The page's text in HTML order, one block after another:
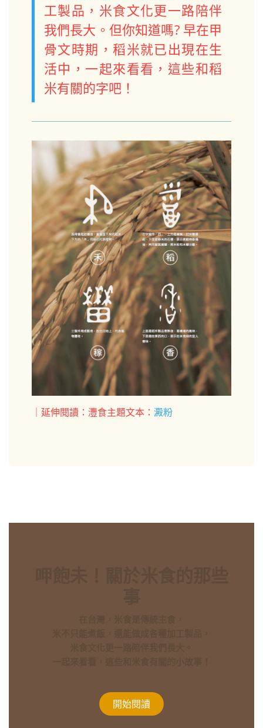
工製品，米食文化更一路陪伴
我們長大。但你知道嗎? 早在甲
骨文時期，稻米就已出現在生
活中，一起來看看，這些和稻
米有關的字吧！
｜延伸閱讀：灃食主題文本： 澱粉
開始​​閱​​讀